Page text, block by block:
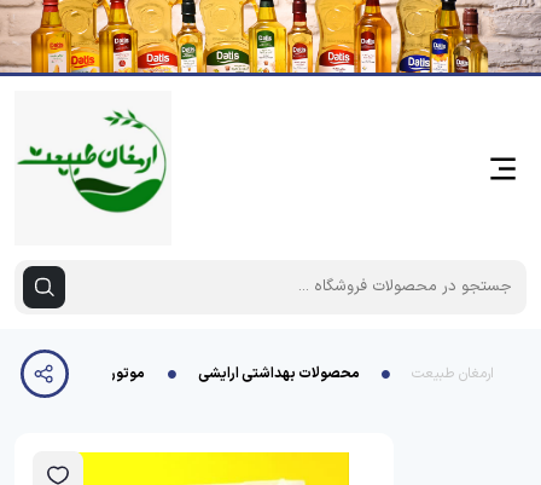
ارمغان طبیعت محصولات بهداشتی ارایشی موتور شوی برسی